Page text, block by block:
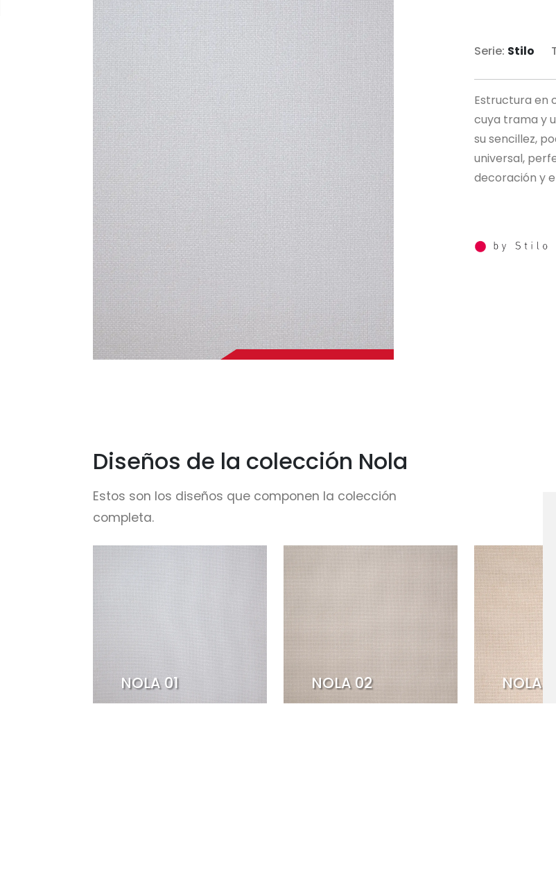
Serie: Stilo
Estructura en
cuya trama y
su sencillez,
universal,
decoración y
Diseños de la colección Nola
Estos son los diseños que componen la colección
completa.
NOLA 01 NOLA 02 NOLA 03